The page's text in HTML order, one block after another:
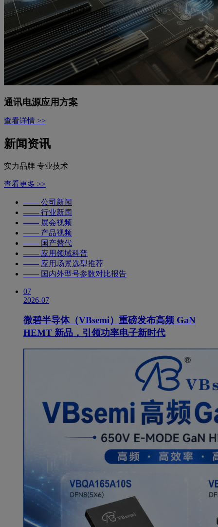
通讯电源应用方案
查看详情 >>
新闻资讯
实力品牌 专业技术
查看更多 >>
—— 公司新闻
—— 行业新闻
—— 展会视频
—— 产品视频
—— 国产替代
—— 应用领域科普
—— 应用场景选型推荐
—— 国内外型号参数对比报告
07
2026-07
微碧半导体（VBsemi）重磅发布高频 GaN
HEMT 新品，引领功率电子新时代